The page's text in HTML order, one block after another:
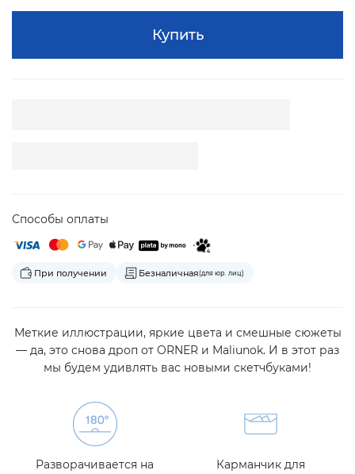
Купить
Способы оплаты
При получении Безналичная(для юр. лиц)
Меткие иллюстрации, яркие цвета и смешные сюжеты
— да, это снова дроп от ORNER и Maliunok. И в этот раз
мы будем удивлять вас новыми скетчбуками!
Разворачивается на
Карманчик для